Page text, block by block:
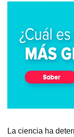
La ciencia ha